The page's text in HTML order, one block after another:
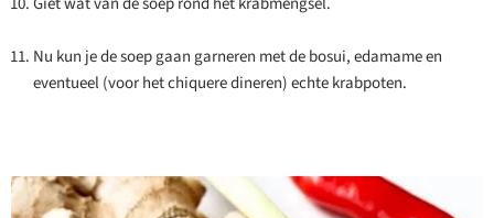
Nu kun je de soep gaan garneren met de bosui, edamame en
eventueel (voor het chiquere dineren) echte krabpoten.